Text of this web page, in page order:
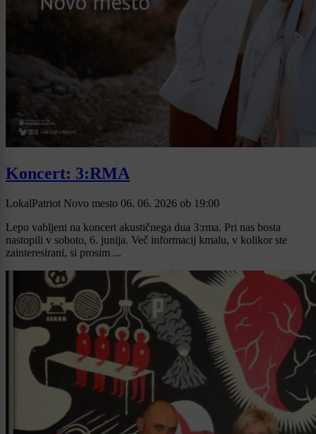
Koncert: 3:RMA
LokalPatriot Novo mesto 06. 06. 2026 ob 19:00
Lepo vabljeni na koncert akustičnega dua 3:rma. Pri nas bosta
nastopili v soboto, 6. junija. Več informacij kmalu, v kolikor ste
zainteresirani, si prosim ...